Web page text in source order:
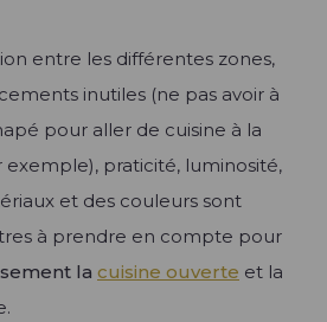
entre les différentes zones,
inutiles (ne pas avoir à
pour aller de cuisine à la
exemple), praticité, luminosité,
et des couleurs sont
à prendre en compte pour
la cuisine ouverte et la